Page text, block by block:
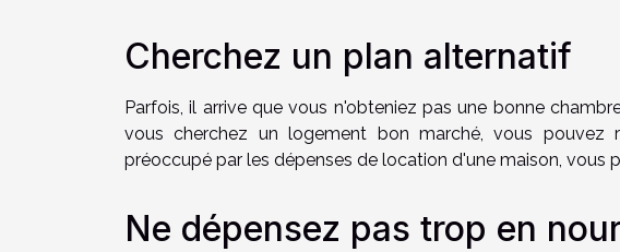
Cherchez un plan alternatif
Parfois, il arrive que vous n'obteniez pas une bonne
vous cherchez un logement bon marché, vous pouvez
préoccupé par les dépenses de location d'une maison,
Ne dépensez pas trop en